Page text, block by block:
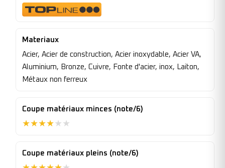
Materiaux
Acier, Acier de construction, Acier inoxydable, Acier VA,
Aluminium, Bronze, Cuivre, Fonte d'acier, inox, Laiton,
Métaux non ferreux
Coupe matériaux minces (note/6)
★★★★★ ★
Coupe matériaux pleins (note/6)